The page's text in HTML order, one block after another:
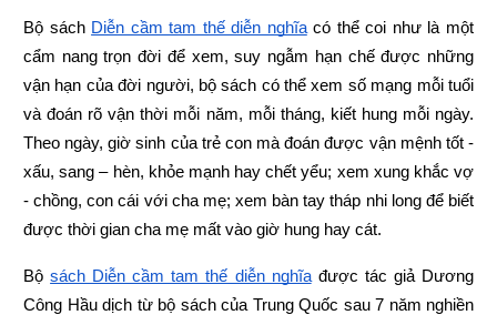
Bộ sách Diễn cầm tam thế diễn nghĩa có thể coi như là một
cẩm nang trọn đời để xem, suy ngẫm hạn chế được những
vận hạn của đời người, bộ sách có thể xem số mạng mỗi tuổi
và đoán rõ vận thời mỗi năm, mỗi tháng, kiết hung mỗi ngày.
Theo ngày, giờ sinh của trẻ con mà đoán được vận mệnh tốt -
xấu, sang – hèn, khỏe mạnh hay chết yểu; xem xung khắc vợ
- chồng, con cái với cha mẹ; xem bàn tay tháp nhi long để biết
được thời gian cha mẹ mất vào giờ hung hay cát.
Bộ sách Diễn cầm tam thế diễn nghĩa được tác giả Dương
Công Hầu dịch từ bộ sách của Trung Quốc sau 7 năm nghiền